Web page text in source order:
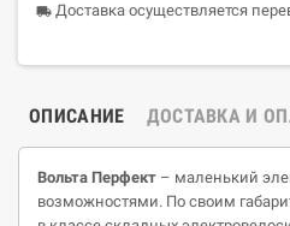
local_shipping Доставка осуществляется
ОПИСАНИЕ ДОСТАВКА И
Вольта Перфект – маленький
возможностями. По своим